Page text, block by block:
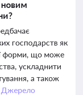
господарств як
форми, що може
ускладнити
а також
Джерело